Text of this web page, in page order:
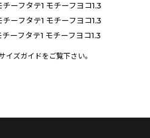
チーフタテ1 モチーフヨコ1.3
チーフタテ1 モチーフヨコ1.3
チーフタテ1 モチーフヨコ1.3
イズガイドをご覧下さい。